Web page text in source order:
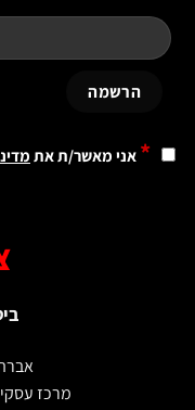
אני מאשר/ת אתמדיניות
ביטק
אברהם שביט 3,
מרכז עסקים